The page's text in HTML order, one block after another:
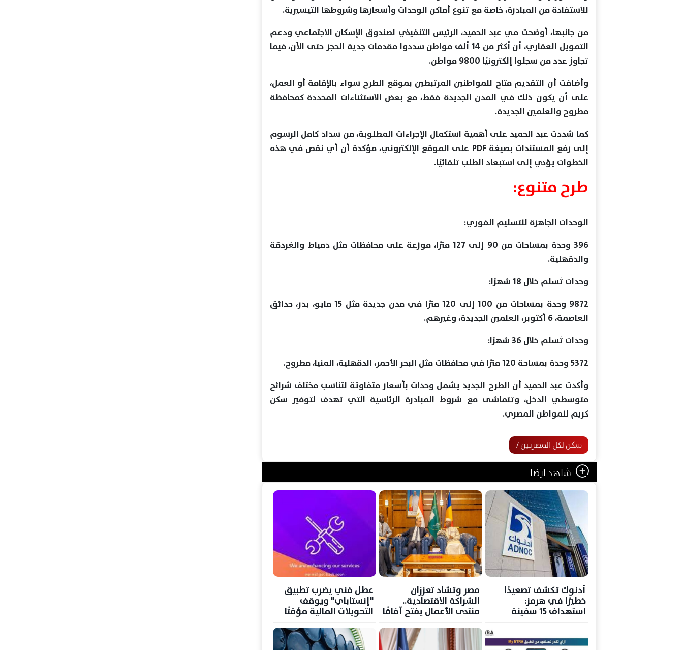
للاستفادة من المبادرة، خاصة مع تنوع أماكن الوحدات وأسعارها وشروطها التيسيرية.
من جانبها، أوضحت مي عبد الحميد، الرئيس التنفيذي لصندوق الإسكان الاجتماعي ودعم
التمويل العقاري، أن أكثر من 14 ألف مواطن سددوا مقدمات جدية الحجز حتى الآن، فيما
تجاوز عدد من سجلوا إلكترونيًا 9800 مواطن.
وأضافت أن التقديم متاح للمواطنين المرتبطين بموقع الطرح سواء بالإقامة أو العمل،
على أن يكون ذلك في المدن الجديدة فقط، مع بعض الاستثناءات المحددة كمحافظة
مطروح والعلمين الجديدة.
كما شددت عبد الحميد على أهمية استكمال الإجراءات المطلوبة، من سداد كامل الرسوم
إلى رفع المستندات بصيغة PDF على الموقع الإلكتروني، مؤكدة أن أي نقص في هذه
الخطوات يؤدي إلى استبعاد الطلب تلقائيًا.
طرح متنوع:
الوحدات الجاهزة للتسليم الفوري:
396 وحدة بمساحات من 90 إلى 127 مترًا، موزعة على محافظات مثل دمياط والغردقة
والدقهلية.
وحدات تُسلم خلال 18 شهرًا:
9872 وحدة بمساحات من 100 إلى 120 مترًا في مدن جديدة مثل 15 مايو، بدر، حدائق
العاصمة، 6 أكتوبر، العلمين الجديدة، وغيرهم.
وحدات تُسلم خلال 36 شهرًا:
5372 وحدة بمساحة 120 مترًا في محافظات مثل البحر الأحمر، الدقهلية، المنيا، مطروح.
وأكدت عبد الحميد أن الطرح الجديد يشمل وحدات بأسعار متفاوتة لتناسب مختلف شرائح
متوسطي الدخل، وتتماشى مع شروط المبادرة الرئاسية التي تهدف لتوفير سكن
كريم للمواطن المصري.
سكن لكل المصريين 7
شاهد ايضا
أدنوك تكشف تصعيدًا
خطيرًا في هرمز:
استهداف 15 سفينة
مصر وتشاد تعززان
الشراكة الاقتصادية..
منتدى الأعمال يفتح آفاقًا
عطل فني يضرب تطبيق
"إنستاباي" ويوقف
التحويلات المالية مؤقتًا